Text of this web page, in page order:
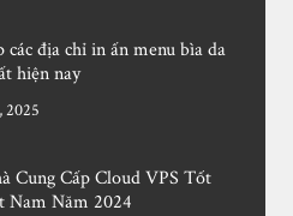
các địa chỉ in ấn menu bìa da
hiện nay
2025
Cung Cấp Cloud VPS Tốt
Nam Năm 2024